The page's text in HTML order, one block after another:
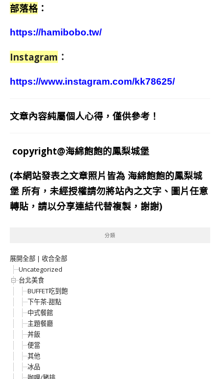
部落格 ：
https://hamibobo.tw/
Instagram ：
https://www.instagram.com/kk78625/
文章內容純屬個人心得，僅供參考！
copyright@海綿飽飽的鳳梨城堡
(本網站發表之文章照片皆為 海綿飽飽的鳳梨城
堡 所有，未經授權請勿將站內之文字、圖片任意
轉貼，請以分享連結代替複製，謝謝)
分類
展開全部 | 收合全部
Uncategorized
台北美食
BUFFET吃到飽
下午茶-甜點
中式餐館
主題餐廳
丼飯
便當
其他
冰品